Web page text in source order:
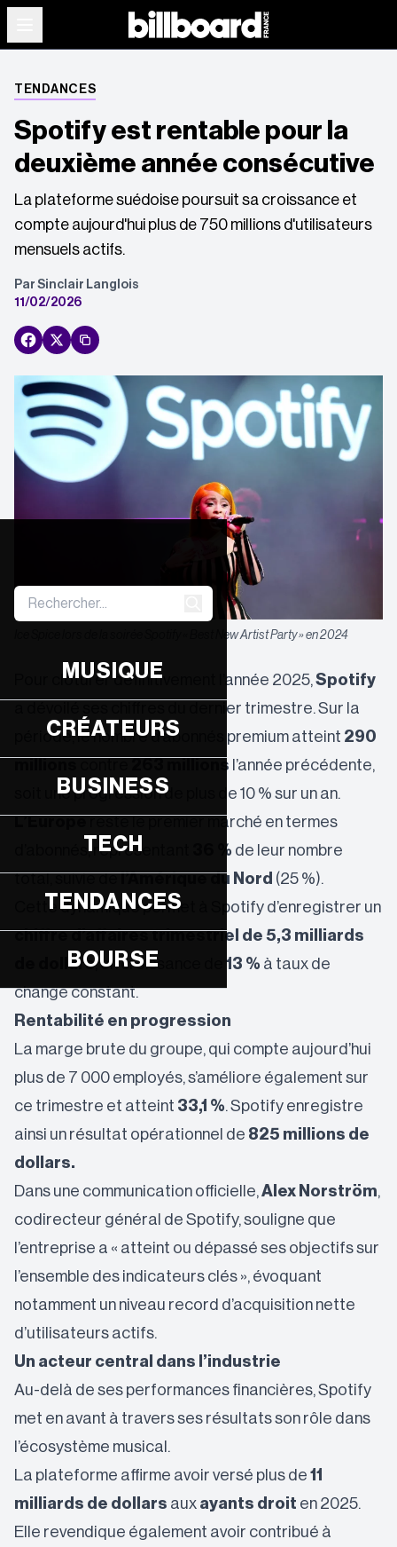
MUSIQUE
CRÉATEURS
BUSINESS
TECH
TENDANCES
BOURSE
TENDANCES
Spotify est rentable pour la
deuxième année consécutive
La plateforme suédoise poursuit sa croissance et
compte aujourd'hui plus de 750 millions d'utilisateurs
mensuels actifs.
Par Sinclair Langlois
11/02/2026
Ice Spice lors de la soirée Spotify « Best New Artist Party » en 2024
Pour clôturer définitivement l’année 2025,Spotify
a dévoilé ses chiffres du dernier trimestre. Sur la
période, le nombre d’abonnés premium atteint 290
263 millions l’année précédente,
soit une progression de plus de 10 % sur un an.
reste le premier marché en termes
d’abonnés, représentant
36 % de leur nombre
total, suivie del’Amérique du Nord (25 %).
Cette dynamique permet à Spotify d’enregistrer un
chiffre d’affaires trimestriel de 5,3 milliards
de dollars, en croissance de 13 % à taux de
change constant.
Rentabilité en progression
La marge brute du groupe, qui compte aujourd’hui
plus de 7 000 employés, s’améliore également sur
ce trimestre et atteint 33,1 %. Spotify enregistre
ainsi un résultat opérationnel de 825 millions de
dollars.
Dans une communication officielle,Alex Norström,
codirecteur général de Spotify, souligne que
l’entreprise a « atteint ou dépassé ses objectifs sur
l’ensemble des indicateurs clés », évoquant
notamment un niveau record d’acquisition nette
d’utilisateurs actifs.
Un acteur central dans l’industrie
Au-delà de ses performances financières, Spotify
met en avant à travers ses résultats son rôle dans
l’écosystème musical.
La plateforme affirme avoir versé plus de 11
milliards de dollars aux ayants droit en 2025.
Elle revendique également avoir contribué à